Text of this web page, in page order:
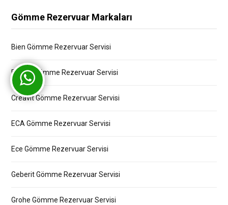
Gömme Rezervuar Markaları
Bien Gömme Rezervuar Servisi
Bocchi Gömme Rezervuar Servisi
Creavit Gömme Rezervuar Servisi
ECA Gömme Rezervuar Servisi
Ece Gömme Rezervuar Servisi
Geberit Gömme Rezervuar Servisi
Grohe Gömme Rezervuar Servisi